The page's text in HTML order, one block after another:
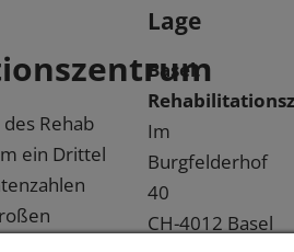
Rehab
ein Drittel
Lage
Basel,
Im
Burgfelderhof
40
CH-4012 Basel